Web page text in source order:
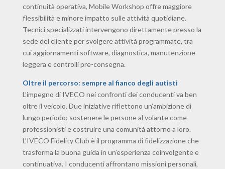
continuità operativa, Mobile Workshop offre maggiore
flessibilità e minore impatto sulle attività quotidiane.
Tecnici specializzati intervengono direttamente presso la
sede del cliente per svolgere attività programmate, tra
cui aggiornamenti software, diagnostica, manutenzione
leggera e controlli pre-consegna.
Oltre il percorso: sempre al fianco degli autisti
L’impegno di IVECO nei confronti dei conducenti va ben
oltre il veicolo. Due iniziative riflettono un’ambizione di
lungo periodo: sostenere le persone al volante come
professionisti e costruire una comunità attorno a loro.
L’IVECO Fidelity Club è il programma di fidelizzazione che
trasforma la buona guida in un’esperienza coinvolgente e
continuativa. I conducenti affrontano missioni personali,